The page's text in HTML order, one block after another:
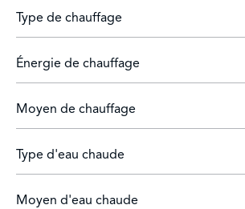
Type de chauffage
Énergie de chauffage
Moyen de chauffage
Type d'eau chaude
Moyen d'eau chaude